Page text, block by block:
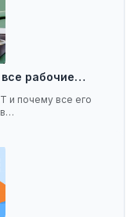
все рабочие…
и почему все его